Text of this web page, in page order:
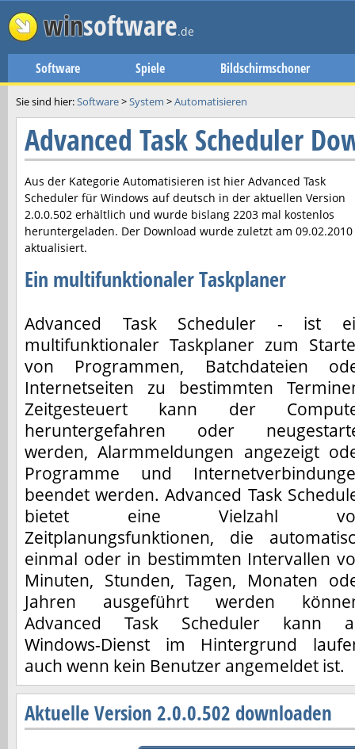
winsoftware.de
Software Spiele Bildschirmschoner
Sie sind hier:Software>System >Automatisieren
Advanced Task Scheduler
Aus der Kategorie Automatisieren ist hier Advanced Task
Scheduler für Windows auf deutsch in der aktuellen Version
2.0.0.502 erhältlich und wurde bislang 2203 mal kostenlos
heruntergeladen. Der Download wurde zuletzt am 09.02.2010
aktualisiert.
Ein multifunktionaler Taskplaner
Advanced Task Scheduler - ist
multifunktionaler Taskplaner zum
von Programmen, Batchdateien
Internetseiten zu bestimmten
Zeitgesteuert kann der
heruntergefahren oder
werden, Alarmmeldungen angezeigt
Programme und
beendet werden. Advanced Task
bietet eine Vielzahl
Zeitplanungsfunktionen, die
einmal oder in bestimmten Intervallen
Minuten, Stunden, Tagen, Monaten
Jahren ausgeführt werden
Advanced Task Scheduler kann
Windows-Dienst im Hintergrund
auch wenn kein Benutzer angemeldet ist.
Aktuelle Version 2.0.0.502 downloaden